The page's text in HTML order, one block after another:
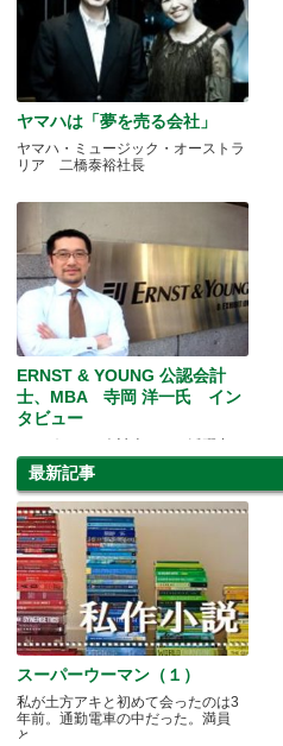
ヤマハは「夢を売る会社」
ヤマハ・ミュージック・オーストラ
リア 二橋泰裕社長
ERNST & YOUNG 公認会計
士、MBA 寺岡 洋一氏 イン
タビュー
これからの活躍も見逃せません！
最新記事
スーパーウーマン（１）
私が土方アキと初めて会ったのは3
年前。通勤電車の中だった。満員
と.....